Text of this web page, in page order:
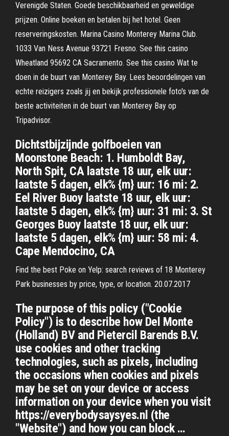
Verenigde Staten. Goede beschikbaarheid en geweldige
prijzen. Online boeken en betalen bij het hotel. Geen
reserveringskosten. Marina Casino Monterey Marina Club.
1033 Van Ness Avenue 93721 Fresno. See this casino
Wheatland 95692 CA Sacramento. See this casino Wat te
doen in de buurt van Monterey Bay. Lees beoordelingen van
echte reizigers zoals jij en bekijk professionele foto's van de
beste activiteiten in de buurt van Monterey Bay op
Tripadvisor.
Dichtstbijzijnde golfboeien van
Moonstone Beach: 1. Humboldt Bay,
North Spit, CA laatste 18 uur, elk uur:
laatste 5 dagen, elk% {m} uur: 16 mi: 2.
Eel River Buoy laatste 18 uur, elk uur:
laatste 5 dagen, elk% {m} uur: 31 mi: 3. St
Georges Buoy laatste 18 uur, elk uur:
laatste 5 dagen, elk% {m} uur: 58 mi: 4.
Cape Mendocino, CA
Find the best Poke on Yelp: search reviews of 18 Monterey
Park businesses by price, type, or location. 20.07.2017
The purpose of this policy ("Cookie
Policy") is to describe how Del Monte
(Holland) BV and Pietercil Barends B.V.
use cookies and other tracking
technologies, such as pixels, including
the occasions when cookies and pixels
may be set on your device or access
information on your device when you visit
https://everybodysaysyes.nl (the
"Website") and how you can block …